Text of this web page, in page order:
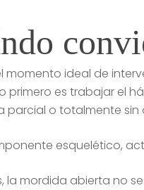
momento ideal de
primero es trabajar el
parcial o totalmente sin
esquelético,
la mordida abierta no